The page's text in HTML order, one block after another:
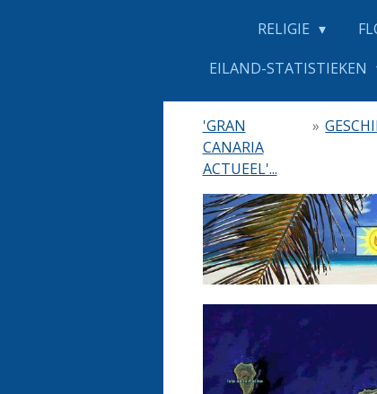
RELIGIE
EILAND-STATISTIEKEN
'GRAN
CANARIA
ACTUEEL'...
»